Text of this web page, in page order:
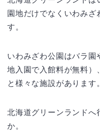
園地だけでなくいわみざ
す。
いわみざわ公園はバラ園
地入園で入館料が無料）
と様々な施設があります
北海道グリーンランドへ
か。